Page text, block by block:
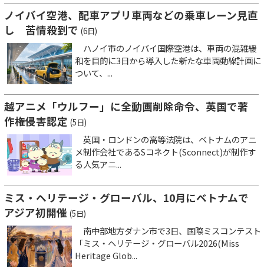
ノイバイ空港、配車アプリ車両などの乗車レーン見直
し 苦情殺到で (6日)
ハノイ市のノイバイ国際空港は、車両の混雑緩
和を目的に3日から導入した新たな車両動線計画に
ついて、...
越アニメ「ウルフー」に全動画削除命令、英国で著
作権侵害認定 (5日)
英国・ロンドンの高等法院は、ベトナムのアニ
メ制作会社であるSコネクト(Sconnect)が制作す
る人気アニ...
ミス・ヘリテージ・グローバル、10月にベトナムで
アジア初開催 (5日)
南中部地方ダナン市で3日、国際ミスコンテスト
「ミス・ヘリテージ・グローバル2026(Miss
Heritage Glob...